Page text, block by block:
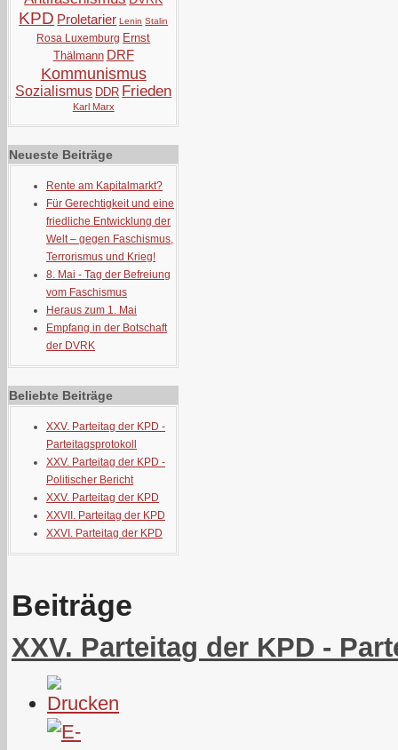
KPD Proletarier Lenin Stalin
Rosa Luxemburg Ernst
Thälmann DRF
Kommunismus
Sozialismus DDR Frieden
Karl Marx
Neueste Beiträge
Rente am Kapitalmarkt?
Für Gerechtigkeit und eine
friedliche Entwicklung der
Welt – gegen Faschismus,
Terrorismus und Krieg!
8. Mai - Tag der Befreiung
vom Faschismus
Heraus zum 1. Mai
Empfang in der Botschaft
der DVRK
Beliebte Beiträge
XXV. Parteitag der KPD -
Parteitagsprotokoll
XXV. Parteitag der KPD -
Politischer Bericht
XXV. Parteitag der KPD
XXVII. Parteitag der KPD
XXVI. Parteitag der KPD
Beiträge
XXV. Parteitag der KPD -